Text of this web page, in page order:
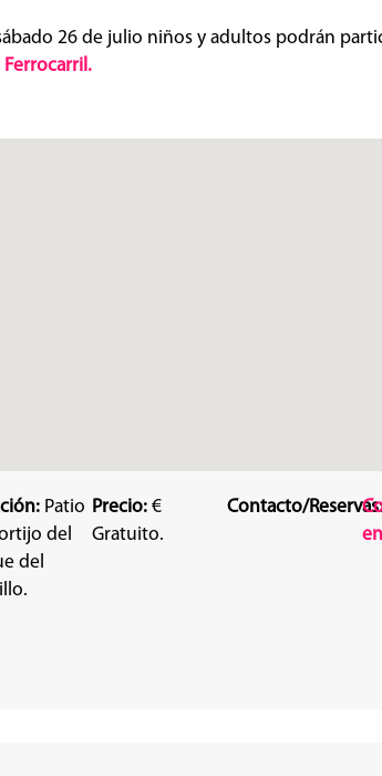
26 de julio niños y adultos podrán
Patio
del
del
Precio: €
Gratuito.
Contacto/Reservas: